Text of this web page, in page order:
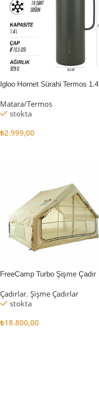
Igloo Hornet Sürahi Termos 1.4
Matara/Termos
stokta
₺2.999,00
FreeCamp Turbo Şişme Çadır
Çadırlar, Şişme Çadırlar
stokta
₺18.800,00